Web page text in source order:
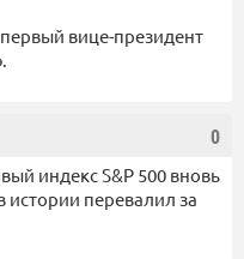
вице-президент
0
индекс S&P 500 вновь
перевалил за